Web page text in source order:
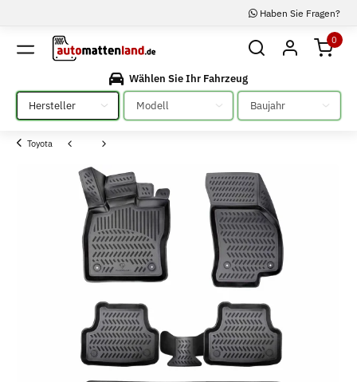
Haben Sie Fragen?
0
Wählen Sie Ihr Fahrzeug
Bitte auswählen
Bitte auswählen Bitte auswählen
Toyota